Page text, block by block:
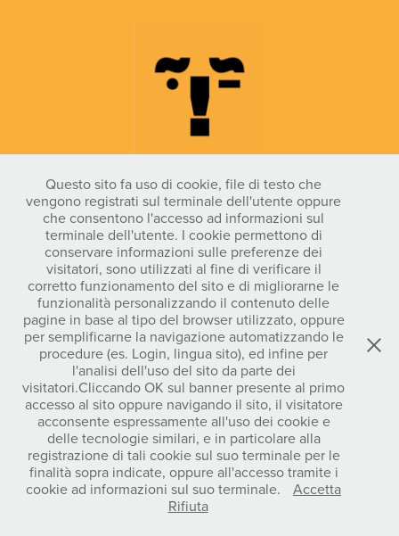
Vuoi sapere di cosa mi occupo
qual è il mio approccio al design
e dare un'occhiata ai miei progetti?
Allora...
Scopri di più
Questo sito fa uso di cookie, file di testo che
vengono registrati sul terminale dell'utente oppure
che consentono l'accesso ad informazioni sul
terminale dell'utente. I cookie permettono di
conservare informazioni sulle preferenze dei
visitatori, sono utilizzati al fine di verificare il
corretto funzionamento del sito e di migliorarne le
funzionalità personalizzando il contenuto delle
pagine in base al tipo del browser utilizzato, oppure
per semplificarne la navigazione automatizzando le
procedure (es. Login, lingua sito), ed infine per
l'analisi dell'uso del sito da parte dei
visitatori.Cliccando OK sul banner presente al primo
accesso al sito oppure navigando il sito, il visitatore
acconsente espressamente all'uso dei cookie e
delle tecnologie similari, e in particolare alla
registrazione di tali cookie sul suo terminale per le
finalità sopra indicate, oppure all'accesso tramite i
cookie ad informazioni sul suo terminale.
Accetta
Rifiuta